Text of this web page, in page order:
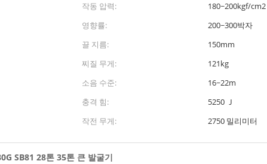
작동 압력:
180~200kgf/cm2
영향률:
200~300박자
끌 지름:
150mm
찌질 무게:
121kg
소음 수준:
16~22m
충격 힘:
5250 Ｊ
작전 무게: 2750 밀리미터
SB81 28톤 35톤 큰 발굴기